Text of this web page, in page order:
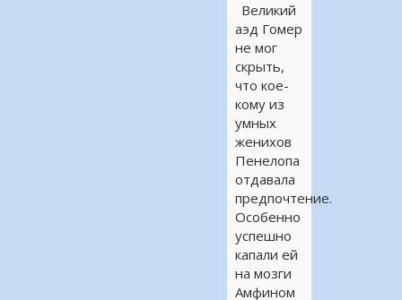
Великий
аэд Гомер
не мог
скрыть,
что кое-
кому из
умных
женихов
Пенелопа
отдавала
предпочтение.
Особенно
успешно
капали ей
на мозги
Амфином